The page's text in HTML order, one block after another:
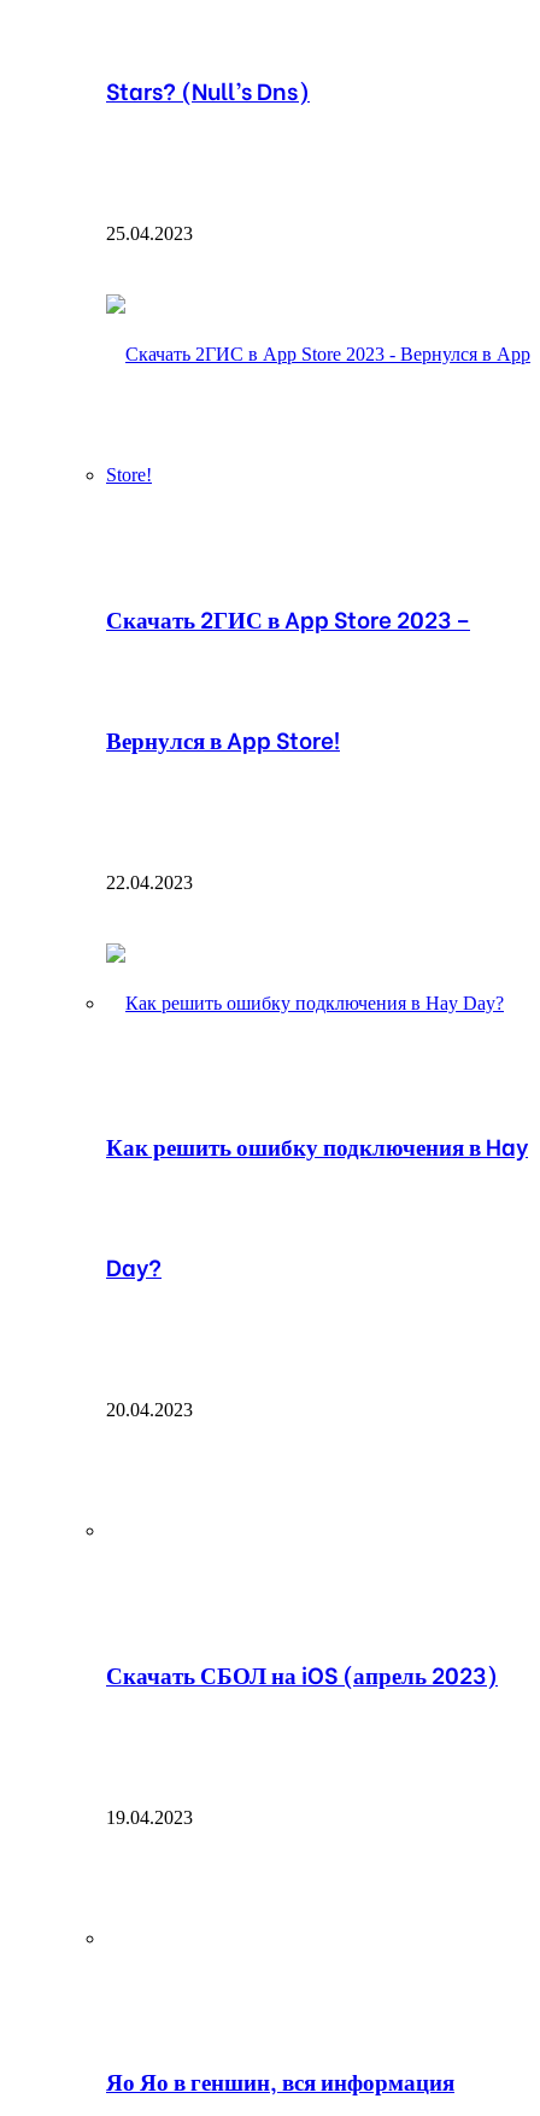
Stars? (Null’s Dns)
25.04.2023
Скачать 2ГИС в App Store 2023 –
Вернулся в App Store!
22.04.2023
Как решить ошибку подключения в Hay
Day?
20.04.2023
Скачать СБОЛ на iOS (апрель 2023)
19.04.2023
Яо Яо в геншин, вся информация